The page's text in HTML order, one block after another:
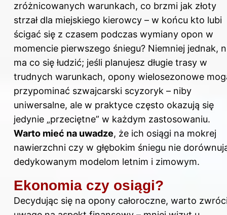
zróżnicowanych warunkach, co brzmi jak złoty
strzał dla miejskiego kierowcy – w końcu kto lubi
ścigać się z czasem podczas wymiany opon w
momencie pierwszego śniegu? Niemniej jednak,
ma co się łudzić; jeśli planujesz długie trasy w
trudnych warunkach, opony wielosezonowe
przypominać szwajcarski scyzoryk – niby
uniwersalne, ale w praktyce często okazują się
jedynie „przeciętne” w każdym zastosowaniu.
Warto mieć na uwadze, że ich osiągi na mokrej
nawierzchni czy w głębokim śniegu nie
dedykowanym modelom letnim i zimowym.
Ekonomia czy osiągi?
Decydując się na opony całoroczne, warto